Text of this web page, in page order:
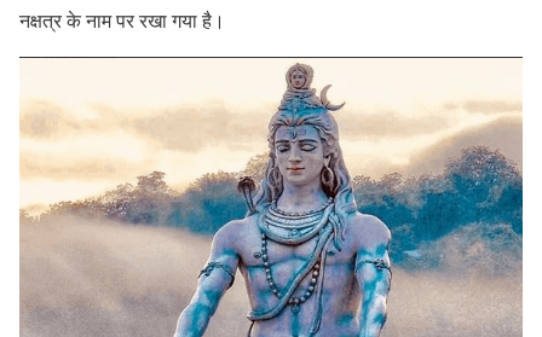
नक्षत्र के नाम पर रखा गया है।